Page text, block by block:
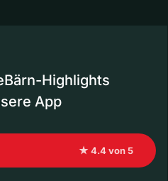
Highlights
App
★ 4.4 von 5